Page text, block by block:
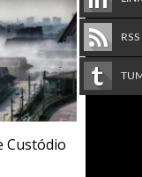
Custódio
RSS